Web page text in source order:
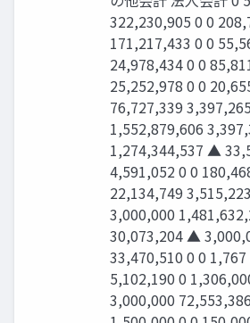
322,230,905 0 0
171,217,433 0 0
24,978,434 0 0
25,252,978 0 0
76,727,339
1,552,879,606
1,274,344,537 ▲
4,591,052 0 0
22,134,749
3,000,000
30,073,204 ▲
33,470,510 0 0
5,102,190 0
3,000,000